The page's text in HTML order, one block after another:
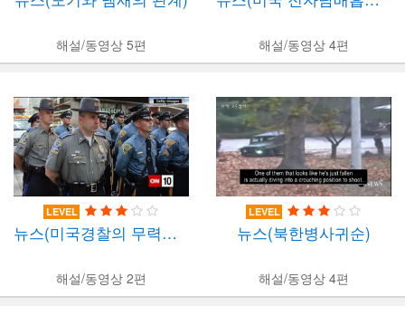
해설/동영상 5편 해설/동영상 4편
LEVEL
뉴스(미국경찰의 무력사용과 정치)
해설/동영상 2편
LEVEL
뉴스(북한병사귀순)
해설/동영상 4편